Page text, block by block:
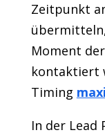
Zeitpunkt
Moment
kontaktiert
Timing
In der Lead